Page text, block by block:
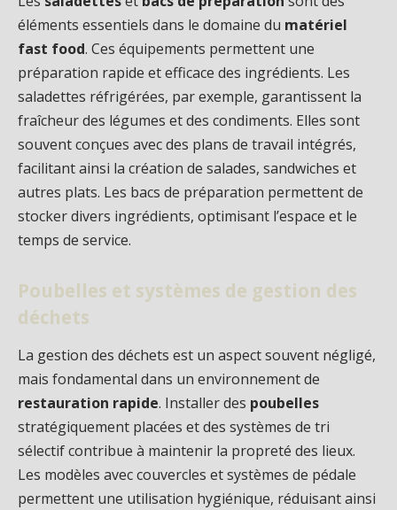
éléments essentiels dans le domaine du matériel
fast food. Ces équipements permettent une
préparation rapide et efficace des ingrédients. Les
saladettes réfrigérées, par exemple, garantissent la
fraîcheur des légumes et des condiments. Elles sont
souvent conçues avec des plans de travail intégrés,
facilitant ainsi la création de salades, sandwiches et
autres plats. Les bacs de préparation permettent de
stocker divers ingrédients, optimisant l’espace et le
temps de service.
Poubelles et systèmes de gestion des
déchets
La gestion des déchets est un aspect souvent négligé,
mais fondamental dans un environnement de
restauration rapide. Installer des poubelles
stratégiquement placées et des systèmes de tri
sélectif contribue à maintenir la propreté des lieux.
Les modèles avec couvercles et systèmes de pédale
permettent une utilisation hygiénique, réduisant ainsi